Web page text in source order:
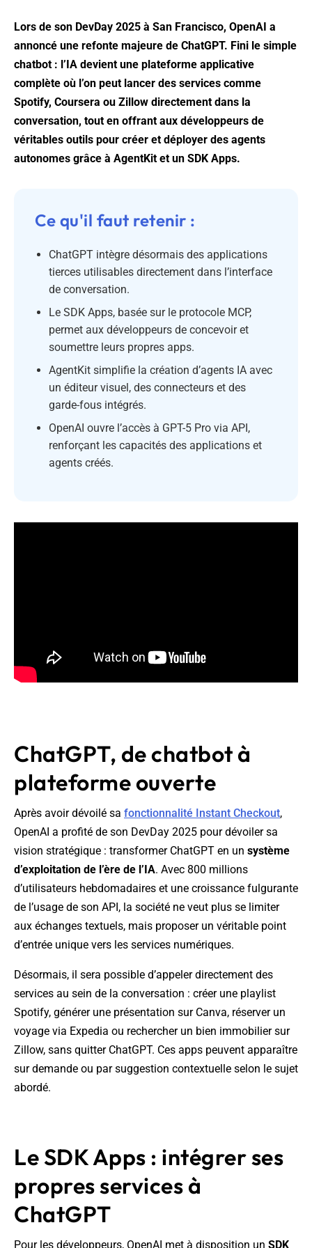
Lors de son DevDay 2025 à San Francisco, OpenAI a
annoncé une refonte majeure de ChatGPT. Fini le simple
chatbot : l’IA devient une plateforme applicative
complète où l’on peut lancer des services comme
Spotify, Coursera ou Zillow directement dans la
conversation, tout en offrant aux développeurs de
véritables outils pour créer et déployer des agents
autonomes grâce à AgentKit et un SDK Apps.
Ce qu'il faut retenir :
ChatGPT intègre désormais des applications
tierces utilisables directement dans l’interface
de conversation.
Le SDK Apps, basée sur le protocole MCP,
permet aux développeurs de concevoir et
soumettre leurs propres apps.
AgentKit simplifie la création d’agents IA avec
un éditeur visuel, des connecteurs et des
garde-fous intégrés.
OpenAI ouvre l’accès à GPT-5 Pro via API,
renforçant les capacités des applications et
agents créés.
ChatGPT, de chatbot à
plateforme ouverte
Après avoir dévoilé sa fonctionnalité Instant Checkout,
OpenAI a profité de son DevDay 2025 pour dévoiler sa
vision stratégique : transformer ChatGPT en un système
d’exploitation de l’ère de l’IA. Avec 800 millions
d’utilisateurs hebdomadaires et une croissance fulgurante
de l’usage de son API, la société ne veut plus se limiter
aux échanges textuels, mais proposer un véritable point
d’entrée unique vers les services numériques.
Désormais, il sera possible d’appeler directement des
services au sein de la conversation : créer une playlist
Spotify, générer une présentation sur Canva, réserver un
voyage via Expedia ou rechercher un bien immobilier sur
Zillow, sans quitter ChatGPT. Ces apps peuvent apparaître
sur demande ou par suggestion contextuelle selon le sujet
abordé.
Le SDK Apps : intégrer ses
propres services à
ChatGPT
Pour les développeurs, OpenAI met à disposition un SDK